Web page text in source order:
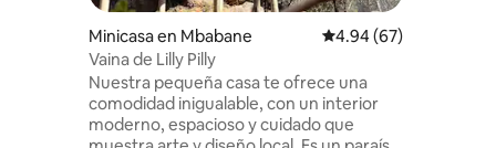
Minicasa en Mbabane Calificación promedio:
4.94 (67)
Vaina de Lilly Pilly
Nuestra pequeña casa te ofrece una
comodidad inigualable, con un interior
moderno, espacioso y cuidado que